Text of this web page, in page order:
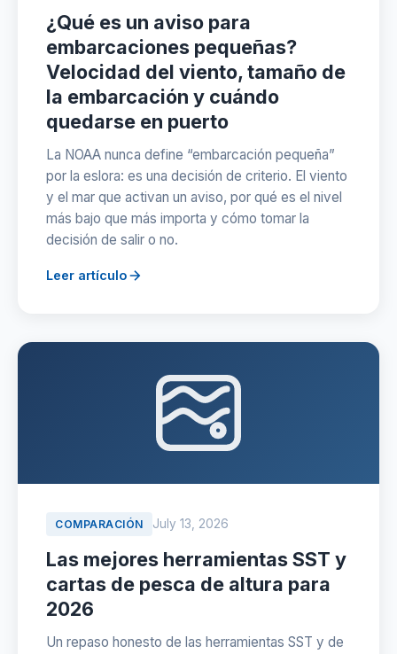
¿Qué es un aviso para
embarcaciones pequeñas?
Velocidad del viento, tamaño de
la embarcación y cuándo
quedarse en puerto
La NOAA nunca define “embarcación pequeña”
por la eslora: es una decisión de criterio. El viento
y el mar que activan un aviso, por qué es el nivel
más bajo que más importa y cómo tomar la
decisión de salir o no.
Leer artículo
COMPARACIÓN July 13, 2026
Las mejores herramientas SST y
cartas de pesca de altura para
2026
Un repaso honesto de las herramientas SST y de